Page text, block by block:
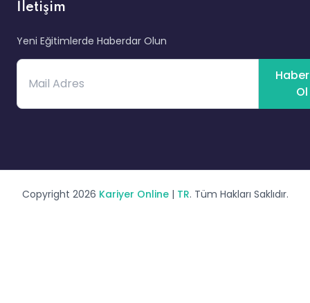
İletişim
Yeni Eğitimlerde Haberdar Olun
Ol
Copyright 2026 Kariyer Online| TR. Tüm Hakları Saklıdır.